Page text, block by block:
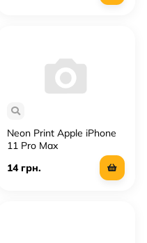
Neon Print Apple iPhone
11 Pro Max
14 грн.